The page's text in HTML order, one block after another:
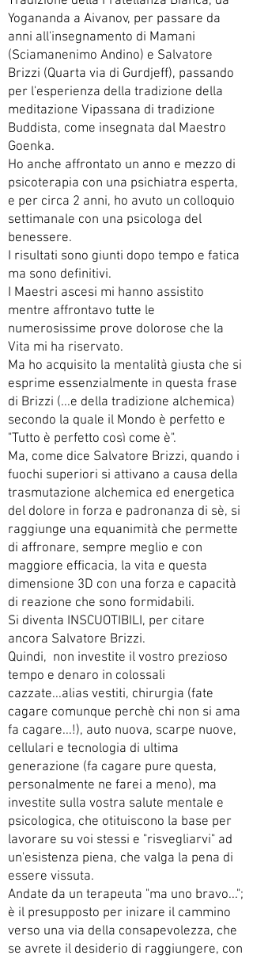
Yogananda a Aivanov, per passare da
anni all'insegnamento di Mamani
(Sciamanenimo Andino) e Salvatore
Brizzi (Quarta via di Gurdjeff), passando
per l'esperienza della tradizione della
meditazione Vipassana di tradizione
Buddista, come insegnata dal Maestro
Goenka.
Ho anche affrontato un anno e mezzo di
psicoterapia con una psichiatra esperta,
e per circa 2 anni, ho avuto un colloquio
settimanale con una psicologa del
benessere.
I risultati sono giunti dopo tempo e fatica
ma sono definitivi.
I Maestri ascesi mi hanno assistito
mentre affrontavo tutte le
numerosissime prove dolorose che la
Vita mi ha riservato.
Ma ho acquisito la mentalità giusta che si
esprime essenzialmente in questa frase
di Brizzi (...e della tradizione alchemica)
secondo la quale il Mondo è perfetto e
"Tutto è perfetto così come è".
Ma, come dice Salvatore Brizzi, quando i
fuochi superiori si attivano a causa della
trasmutazione alchemica ed energetica
del dolore in forza e padronanza di sè, si
raggiunge una equanimità che permette
di affronare, sempre meglio e con
maggiore efficacia, la vita e questa
dimensione 3D con una forza e capacità
di reazione che sono formidabili.
Si diventa INSCUOTIBILI, per citare
ancora Salvatore Brizzi.
Quindi, non investite il vostro prezioso
tempo e denaro in colossali
cazzate...alias vestiti, chirurgia (fate
cagare comunque perchè chi non si ama
fa cagare...!), auto nuova, scarpe nuove,
cellulari e tecnologia di ultima
generazione (fa cagare pure questa,
personalmente ne farei a meno), ma
investite sulla vostra salute mentale e
psicologica, che otituiscono la base per
lavorare su voi stessi e "risvegliarvi" ad
un'esistenza piena, che valga la pena di
essere vissuta.
Andate da un terapeuta "ma uno bravo...";
è il presupposto per inizare il cammino
verso una via della consapevolezza, che
se avrete il desiderio di raggiungere, con